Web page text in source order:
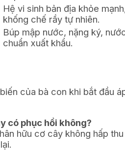
Hệ vi sinh bản địa khỏe
khống chế rầy tự nhiên.
Búp mập nước, nặng ký,
chuẩn xuất khẩu.
của bà con khi bắt đầu
có phục hồi không?
hữu cơ cây không hấp